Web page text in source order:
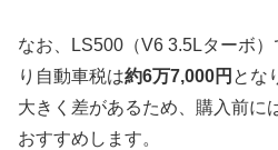
なお、LS500（V6 3.5Lターボ
り自動車税は約6万7,000円 とな
大きく差があるため、購入前に
おすすめします。